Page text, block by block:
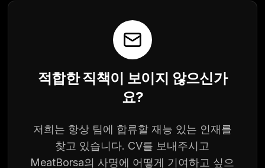
적합한 직책이 보이지 않으신가
요?
저희는 항상 팀에 합류할 재능 있는 인재를
찾고 있습니다. CV를 보내주시고
MeatBorsa의 사명에 어떻게 기여하고 싶으